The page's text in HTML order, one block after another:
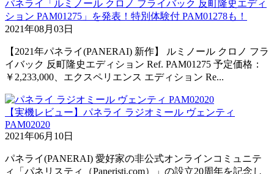
パネライ「ルミノール クロノ フライバック 反町隆史エディ
ション PAM01275」を発表！特別体験付 PAM01278も！
2021年08月03日
【2021年パネライ(PANERAI) 新作】 ルミノール クロノ フラ
イバック 反町隆史エディション Ref. PAM01275 予定価格：
￥2,233,000、エクスペリエンス エディション Re...
【実機レビュー】パネライ ラジオミール ヴェンティ
PAM02020
2021年06月10日
パネライ(PANERAI) 愛好家の非公式オンラインコミュニテ
ィ「パネリスティ（Paneristi.com）」の設立20周年を記念し